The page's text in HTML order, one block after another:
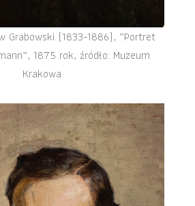
Grabowski (1833-1886), „Portret
1875 rok, źródło: Muzeum
Krakowa